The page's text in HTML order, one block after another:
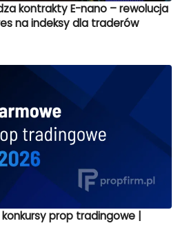
kontrakty E-nano – rewolucja
na indeksy dla traderów
prop tradingowe |